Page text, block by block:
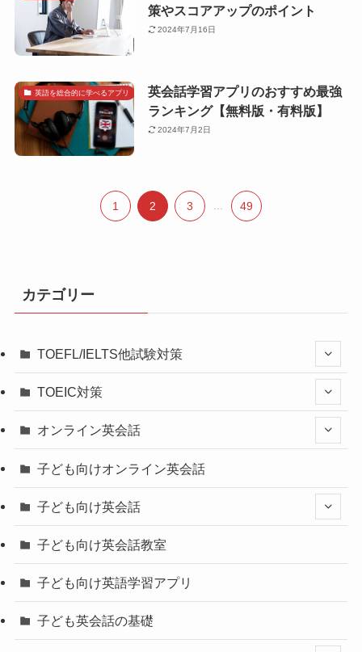
策やスコアアップのポイント
2024年7月16日
英語を総合的に学べるアプリ
英会話学習アプリのおすすめ最強
ランキング【無料版・有料版】
2024年7月2日
1 2 3 49
カテゴリー
TOEFL/IELTS他試験対策
TOEIC対策
オンライン英会話
子ども向けオンライン英会話
子ども向け英会話
子ども向け英会話教室
子ども向け英語学習アプリ
子ども英会話の基礎